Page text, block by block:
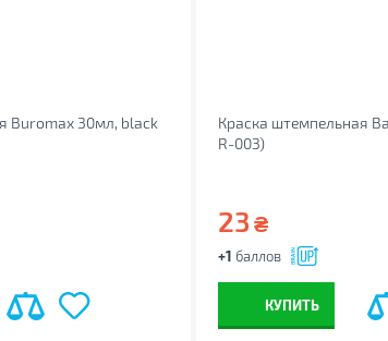
Buromax 30мл, black
Краска штемпельная
R-003)
23 ₴
+1 баллов
КУПИТЬ